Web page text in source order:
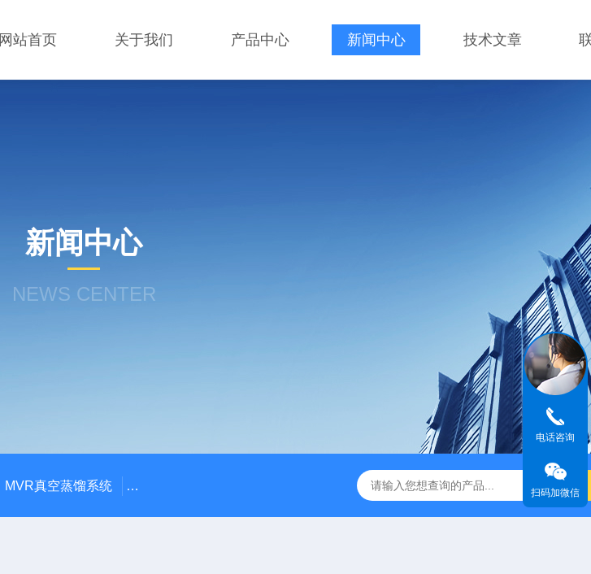
网站首页 关于我们 产品中心 新闻中心 技术文章
新闻中心
NEWS CENTER
MVR真空蒸馏系统 MVR真空蒸馏高COD废水处理设备 MVR负压蒸馏设备 真空刮板干燥器
电话咨询
扫码加微信